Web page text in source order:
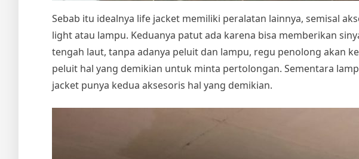
Sebab itu idealnya life jacket memiliki peralatan lainnya, semisal
light atau lampu. Keduanya patut ada karena bisa memberikan
tengah laut, tanpa adanya peluit dan lampu, regu penolong akan
peluit hal yang demikian untuk minta pertolongan. Sementara
jacket punya kedua aksesoris hal yang demikian.